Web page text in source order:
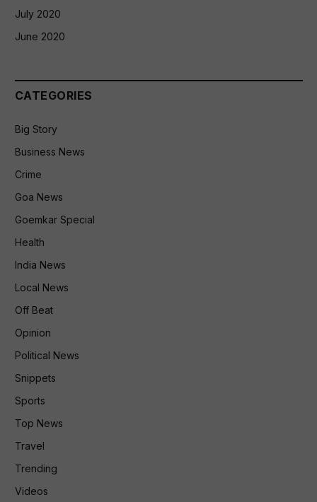
July 2020
June 2020
CATEGORIES
Big Story
Business News
Crime
Goa News
Goemkar Special
Health
India News
Local News
Off Beat
Opinion
Political News
Snippets
Sports
Top News
Travel
Trending
Videos